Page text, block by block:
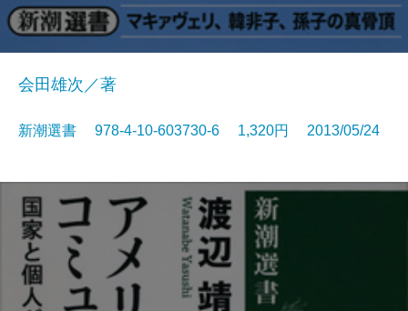
会田雄次／著
新潮選書 978-4-10-603730-6 1,320円 2013/05/24